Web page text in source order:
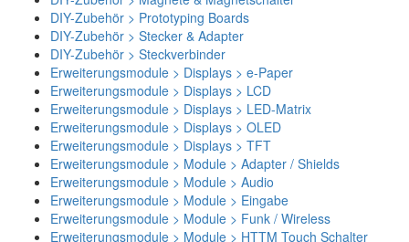
DIY-Zubehör > Prototyping Boards
DIY-Zubehör > Stecker & Adapter
DIY-Zubehör > Steckverbinder
Erweiterungsmodule > Displays > e-Paper
Erweiterungsmodule > Displays > LCD
Erweiterungsmodule > Displays > LED-Matrix
Erweiterungsmodule > Displays > OLED
Erweiterungsmodule > Displays > TFT
Erweiterungsmodule > Module > Adapter / Shields
Erweiterungsmodule > Module > Audio
Erweiterungsmodule > Module > Eingabe
Erweiterungsmodule > Module > Funk / Wireless
Erweiterungsmodule > Module > HTTM Touch Schalter